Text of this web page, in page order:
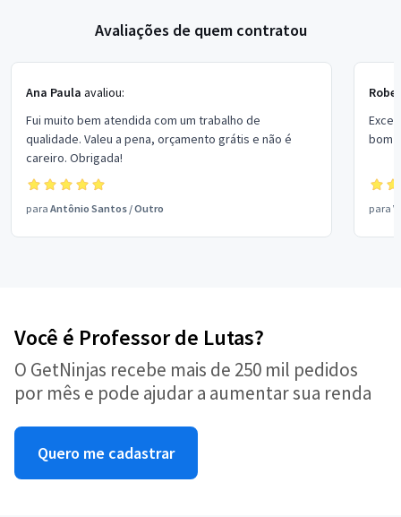
Avaliações de quem contratou
Ana Paula avaliou:
Fui muito bem atendida com um trabalho de
qualidade. Valeu a pena, orçamento grátis e não é
careiro. Obrigada!
para Antônio Santos /Outro
bom
para
Você é Professor de Lutas?
O GetNinjas recebe mais de 250 mil pedidos
por mês e pode ajudar a aumentar sua renda
Quero me cadastrar